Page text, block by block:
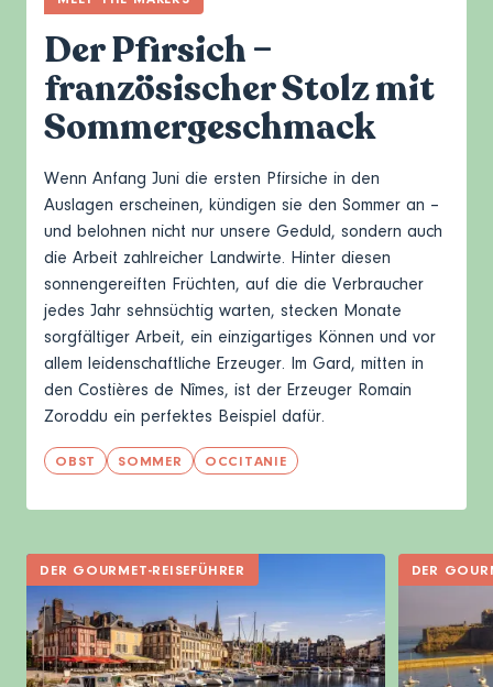
Der Pfirsich –
französischer Stolz mit
Sommergeschmack
Wenn Anfang Juni die ersten Pfirsiche in den
Auslagen erscheinen, kündigen sie den Sommer an –
und belohnen nicht nur unsere Geduld, sondern auch
die Arbeit zahlreicher Landwirte. Hinter diesen
sonnengereiften Früchten, auf die die Verbraucher
jedes Jahr sehnsüchtig warten, stecken Monate
sorgfältiger Arbeit, ein einzigartiges Können und vor
allem leidenschaftliche Erzeuger. Im Gard, mitten in
den Costières de Nîmes, ist der Erzeuger Romain
Zoroddu ein perfektes Beispiel dafür.
OBST SOMMER OCCITANIE
DER GOURMET-REISEFÜHRER DER